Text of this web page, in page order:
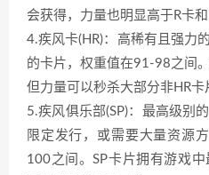
会获得，力量也明显高于R卡和
4.疾风卡(HR)：高稀有且强力
的卡片，权重值在91-98之间
但力量可以秒杀大部分非HR卡
5.疾风俱乐部(SP)：最高级别
限定发行，或需要大量资源
100之间。SP卡片拥有游戏